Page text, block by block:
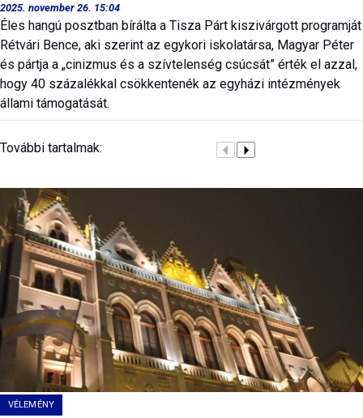
2025. november 26. 15:04
Éles hangú posztban bírálta a Tisza Párt kiszivárgott programját
Rétvári Bence, aki szerint az egykori iskolatársa, Magyar Péter
és pártja a „cinizmus és a szívtelenség csúcsát” érték el azzal,
hogy 40 százalékkal csökkentenék az egyházi intézmények
állami támogatását.
További tartalmak:
VÉLEMÉNY